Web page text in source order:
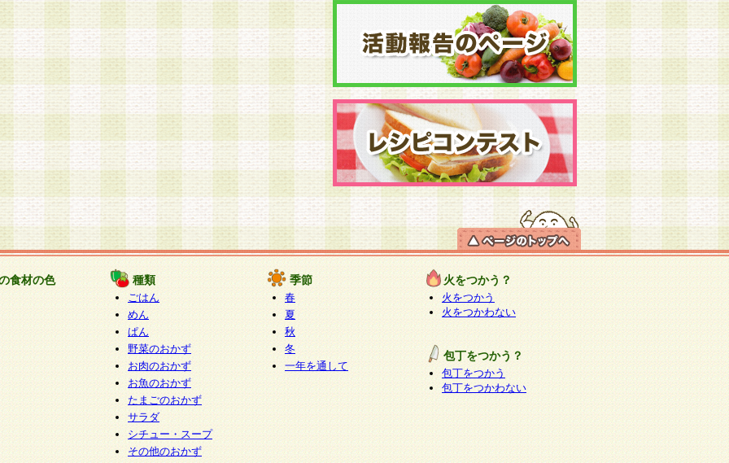
食材の色 種類
ごはん
めん
ぱん
野菜のおかず
お肉のおかず
お魚のおかず
たまごのおかず
サラダ
シチュー・スープ
その他のおかず
季節
春
夏
秋
冬
一年を通して
火をつかう？
火をつかう
火をつかわない
包丁をつかう？
包丁をつかう
包丁をつかわない